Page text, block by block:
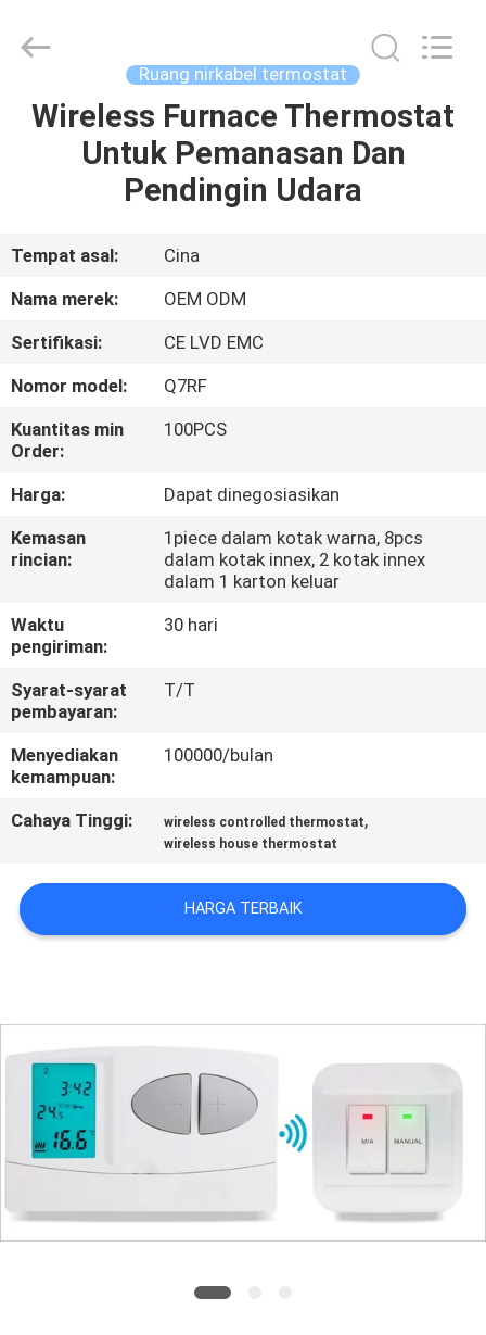
RUMAH
PERTUNJUKAN
VR
TENTANG
KAMI
TUR
PABRIK
KONTROL
KUALITAS
HUBUNGI
KAMI
PERMINTAAN
PENAWARAN
SITEMAP
Limited.
Ruang nirkabel termostat
Wireless Furnace Thermostat
Untuk Pemanasan Dan
Pendingin Udara
Tempat asal:
Cina
Nama merek:
OEM ODM
Sertifikasi:
CE LVD EMC
Nomor model:
Q7RF
Kuantitas min
Order:
100PCS
Harga:
Dapat dinegosiasikan
Kemasan
rincian:
1piece dalam kotak warna, 8pcs
dalam kotak innex, 2 kotak innex
dalam 1 karton keluar
Waktu
pengiriman:
30 hari
Syarat-syarat
pembayaran:
T/T
Menyediakan
kemampuan:
100000/bulan
Cahaya Tinggi: wireless controlled thermostat,
wireless house thermostat
HARGA TERBAIK